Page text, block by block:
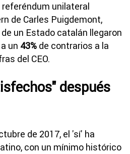
unilateral
de Carles Puigdemont,
un Estado catalán llegaron
un 43% de contrarios a la
del CEO.
después
de 2017, el 'sí' ha
con un mínimo histórico